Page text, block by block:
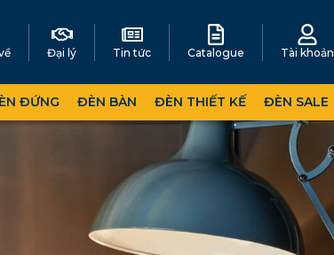
Đại lý Tin tức Catalogue Tài khoản
ĐỨNG ĐÈN BÀN ĐÈN THIẾT KẾ ĐÈN SALE